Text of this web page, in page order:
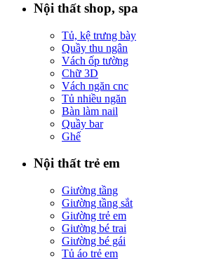
Nội thất shop, spa
Tủ, kệ trưng bày
Quầy thu ngân
Vách ốp tường
Chữ 3D
Vách ngăn cnc
Tủ nhiều ngăn
Bàn làm nail
Quầy bar
Ghế
Nội thất trẻ em
Giường tầng
Giường tầng sắt
Giường trẻ em
Giường bé trai
Giường bé gái
Tủ áo trẻ em